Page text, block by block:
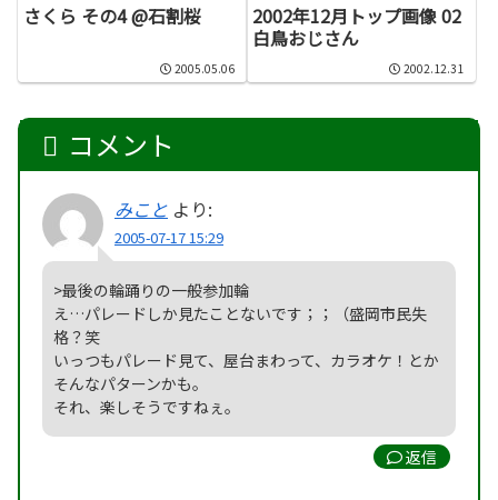
さくら その4 @石割桜
2005.05.06
2002年12月トップ画像 02
白鳥おじさん
2002.12.31
コメント
みこと より:
2005-07-17 15:29
>最後の輪踊りの一般参加輪
え…パレードしか見たことないです；；（盛岡市民失
格？笑
いっつもパレード見て、屋台まわって、カラオケ！とか
そんなパターンかも。
それ、楽しそうですねぇ。
返信